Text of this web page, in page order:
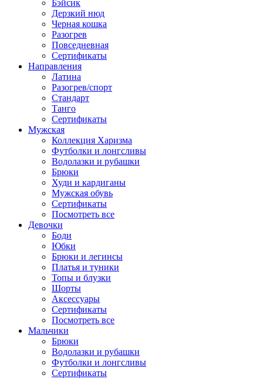
Бэйсик
Дерзкий нюд
Черная кошка
Разогрев
Повседневная
Сертификаты
Направления
Латина
Разогрев/спорт
Стандарт
Танго
Сертификаты
Мужская
Коллекция Харизма
Футболки и лонгсливы
Водолазки и рубашки
Брюки
Худи и кардиганы
Мужская обувь
Сертификаты
Посмотреть все
Девочки
Боди
Юбки
Брюки и легинсы
Платья и туники
Топы и блузки
Шорты
Аксессуары
Сертификаты
Посмотреть все
Мальчики
Брюки
Водолазки и рубашки
Футболки и лонгсливы
Сертификаты